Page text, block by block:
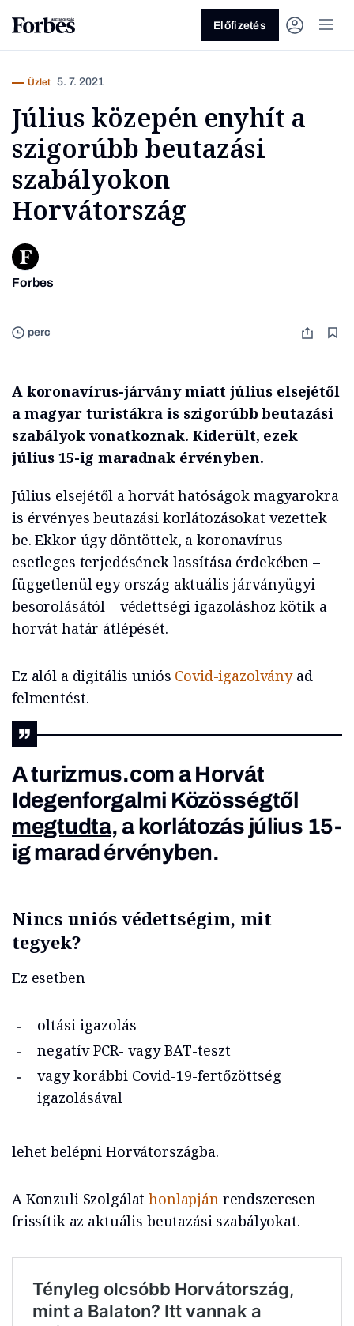
Vagy fedezze fel a következő
Előfizetés
perc
Üzlet 5. 7. 2021
Július közepén enyhít a
szigorúbb beutazási
szabályokon
Horvátország
Forbes
A koronavírus-járvány miatt július elsejétől
a magyar turistákra is szigorúbb beutazási
szabályok vonatkoznak. Kiderült, ezek
július 15-ig maradnak érvényben.
Július elsejétől a horvát hatóságok magyarokra
is érvényes beutazási korlátozásokat vezettek
be. Ekkor úgy döntöttek, a koronavírus
esetleges terjedésének lassítása érdekében –
függetlenül egy ország aktuális járványügyi
besorolásától – védettségi igazoláshoz kötik a
horvát határ átlépését.
Ez alól a digitális uniós Covid-igazolványad
felmentést.
A turizmus.com a Horvát
Idegenforgalmi Közösségtől
megtudta, a korlátozás július 15-
ig marad érvényben.
Nincs uniós védettségim, mit
tegyek?
Ez esetben
oltási igazolás
negatív PCR- vagy BAT-teszt
vagy korábbi Covid-19-fertőzöttség
igazolásával
lehet belépni Horvátországba.
A Konzuli Szolgálathonlapjánrendszeresen
frissítik az aktuális beutazási szabályokat.